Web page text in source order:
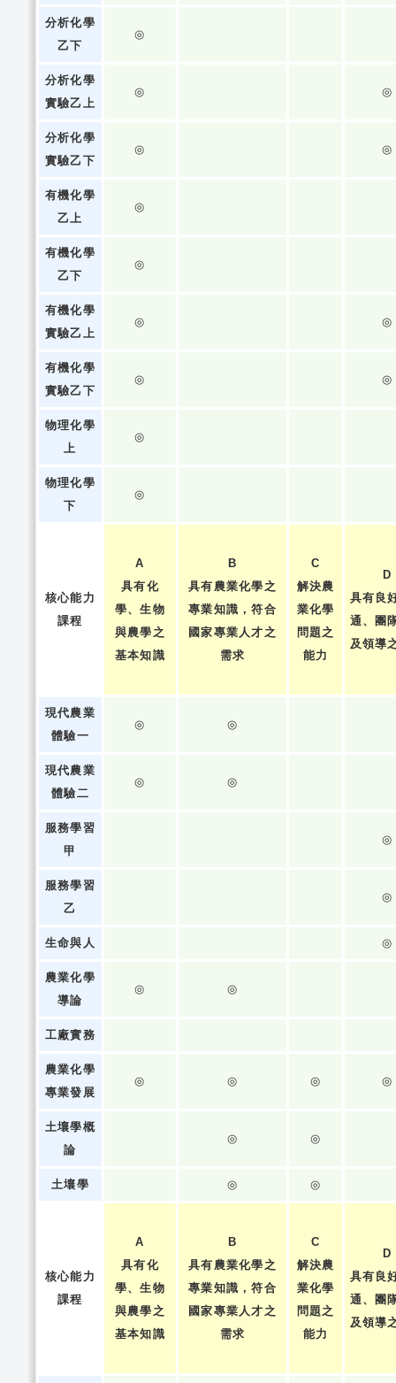
分析化學
乙下
◎
分析化學
實驗乙上
◎ ◎
分析化學
實驗乙下
◎ ◎
有機化學
乙上
◎
有機化學
乙下
◎
有機化學
實驗乙上
◎ ◎
有機化學
實驗乙下
◎ ◎
物理化學
上
◎
物理化學
下
◎
核心能力
課程
A
具有化
學、生物
與農學之
基本知識
B
具有農業化學之
專業知識，符合
國家專業人才之
需求
C
解決農
業化學
問題之
能力
D
具有良
通、團
及領導
現代農業
體驗一
◎ ◎
現代農業
體驗二
◎ ◎
服務學習
甲
◎
服務學習
乙
◎
生命與人 ◎
農業化學
導論
◎ ◎
工廠實務
農業化學
專業發展
◎ ◎ ◎ ◎
土壤學概
論
◎ ◎
土壤學 ◎ ◎
核心能力
課程
A
具有化
學、生物
與農學之
基本知識
B
具有農業化學之
專業知識，符合
國家專業人才之
需求
C
解決農
業化學
問題之
能力
D
具有良
通、團
及領導